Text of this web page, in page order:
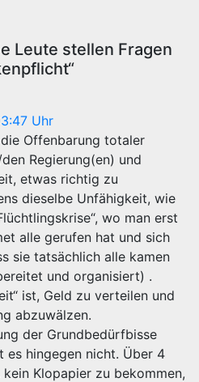
Leute stellen Fragen
Uhr
Offenbarung totaler
Regierung(en) und
etwas richtig zu
dieselbe Unfähigkeit, wie
wo man erst
alle gerufen hat und sich
sie tatsächlich alle kamen
und organisiert) .
ist, Geld zu verteilen und
abzuwälzen.
der Grundbedürfbisse
es hingegen nicht. Über 4
kein Klopapier zu bekommen,